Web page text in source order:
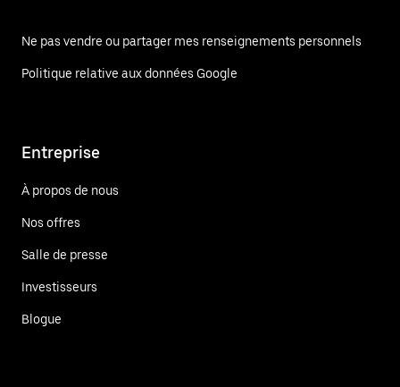
Ne pas vendre ou partager mes renseignements personnels
Politique relative aux données Google
Entreprise
À propos de nous
Nos offres
Salle de presse
Investisseurs
Blogue